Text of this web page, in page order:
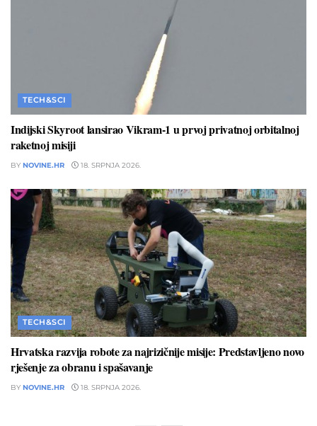
TECH&SCI
Indijski Skyroot lansirao Vikram-1 u prvoj privatnoj orbitalnoj
raketnoj misiji
BY NOVINE.HR 18. SRPNJA 2026.
TECH&SCI
Hrvatska razvija robote za najrizičnije misije: Predstavljeno novo
rješenje za obranu i spašavanje
BY NOVINE.HR 18. SRPNJA 2026.